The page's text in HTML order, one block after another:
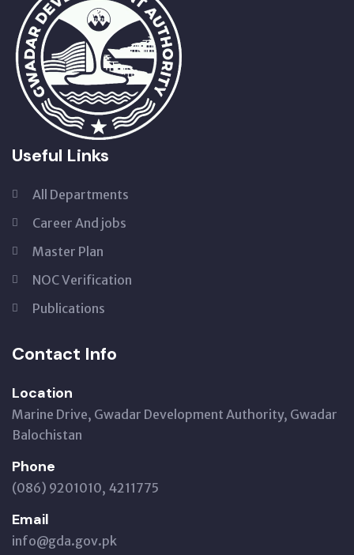
Useful Links
All Departments
Career And jobs
Master Plan
NOC Verification
Publications
Contact Info
Location
Marine Drive, Gwadar Development Authority, Gwadar
Balochistan
Phone
(086) 9201010, 4211775
Email
info@gda.gov.pk